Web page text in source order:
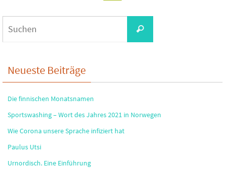
Suchen
Neueste Beiträge
Die finnischen Monatsnamen
Sportswashing – Wort des Jahres 2021 in Norwegen
Wie Corona unsere Sprache infiziert hat
Paulus Utsi
Urnordisch. Eine Einführung